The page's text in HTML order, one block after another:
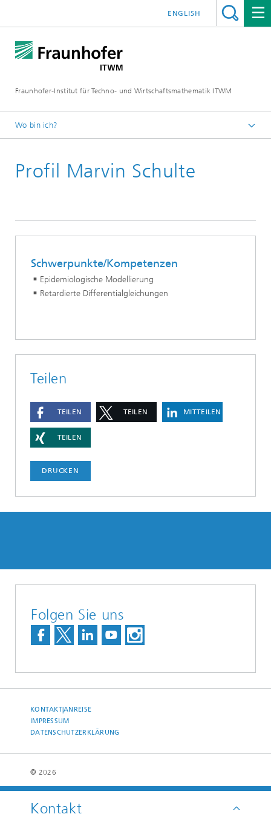
Fraunhofer-Institut für Techno- und Wirtschaftsmathematik ITWM
ENGLISH
Wo bin ich?
Abteilungen und Bereiche
Profil Marvin Schulte
Schwerpunkte/Kompetenzen
Epidemiologische Modellierung
Retardierte Differentialgleichungen
Kontakt
Teilen
TEILEN TEILEN MITTEILEN
TEILEN
DRUCKEN
Folgen Sie uns
KONTAKT|ANREISE
IMPRESSUM
DATENSCHUTZERKLÄRUNG
© 2026